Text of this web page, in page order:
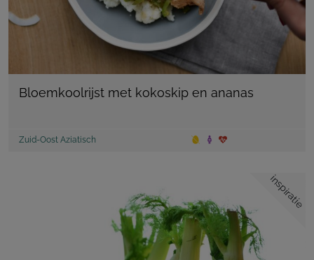
Bloemkoolrijst met kokoskip en ananas
Zuid-Oost Aziatisch
inspiratie